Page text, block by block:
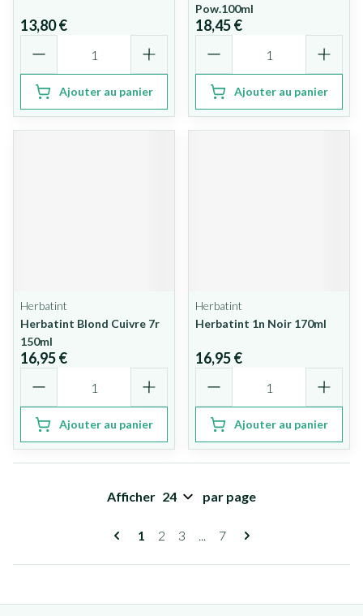
13,80 €
Ajouter au panier
Pow.100ml
18,45 €
Ajouter au panier
Herbatint
Herbatint Blond Cuivre 7r
150ml
16,95 €
Ajouter au panier
Herbatint
Herbatint 1n Noir 170ml
16,95 €
Ajouter au panier
Pages
Vous lisez actuellement la page
1 Page
2 Page
3 ... Page
7
Afficher par page